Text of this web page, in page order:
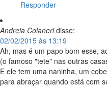
Responder
Andreia Colaneri disse:
02/02/2015 às 13:19
Ah, mas é um papo bom esse,
(o famoso "tete" nas outras
E ele tem uma naninha, um
para abraçar quando está com